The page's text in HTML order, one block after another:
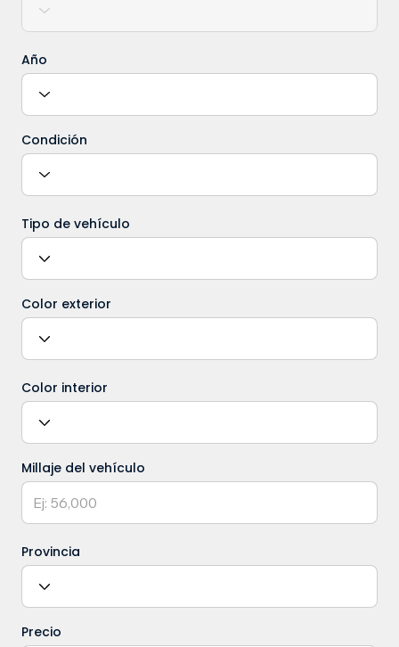
Año
Condición
Tipo de vehículo
Color exterior
Color interior
Millaje del vehículo
Provincia
Precio